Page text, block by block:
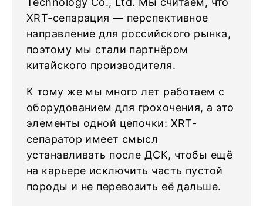
XRT-сепарация — перспективное
направление для российского рынка,
поэтому мы стали партнёром
китайского производителя.
К тому же мы много лет работаем с
оборудованием для грохочения, а это
элементы одной цепочки: XRT-
сепаратор имеет смысл
устанавливать после ДСК, чтобы ещё
на карьере исключить часть пустой
породы и не перевозить её дальше.